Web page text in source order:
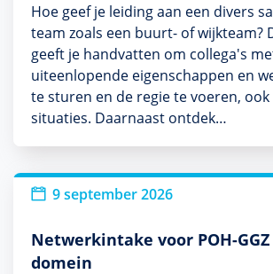
Hoe geef je leiding aan een divers
team zoals een buurt- of wijkteam?
geeft je handvatten om collega's
uiteenlopende eigenschappen en
te sturen en de regie te voeren,
situaties. Daarnaast ontdek…
Nieuw9 september 2026
Netwerkintake voor POH-
domein